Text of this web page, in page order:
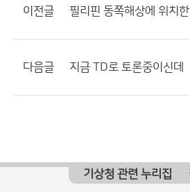
이전글
다음글 지금 TD로 토론중이신데
기상청 관련 누리집